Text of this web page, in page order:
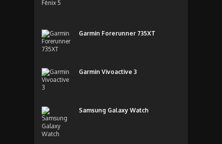
Garmin Forerunner 735XT
Garmin Vivoactive 3
Samsung Galaxy Watch